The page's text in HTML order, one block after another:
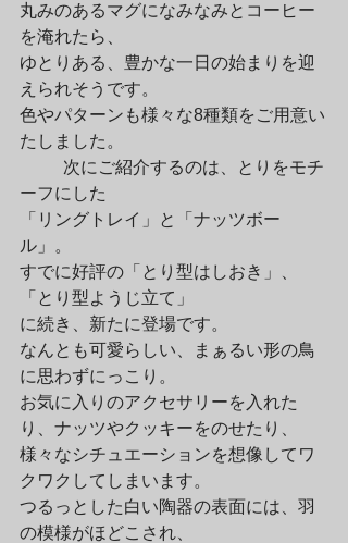
丸みのあるマグになみなみとコーヒー
を淹れたら、
ゆとりある、豊かな一日の始まりを迎
えられそうです。
色やパターンも様々な8種類をご用意い
たしました。
ーフにした
「リングトレイ」と「ナッツボー
ル」。
すでに好評の「とり型はしおき」、
「とり型ようじ立て」
に続き、新たに登場です。
なんとも可愛らしい、まぁるい形の鳥
に思わずにっこり。
お気に入りのアクセサリーを入れた
り、ナッツやクッキーをのせたり、
様々なシチュエーションを想像してワ
クワクしてしまいます。
つるっとした白い陶器の表面には、羽
の模様がほどこされ、